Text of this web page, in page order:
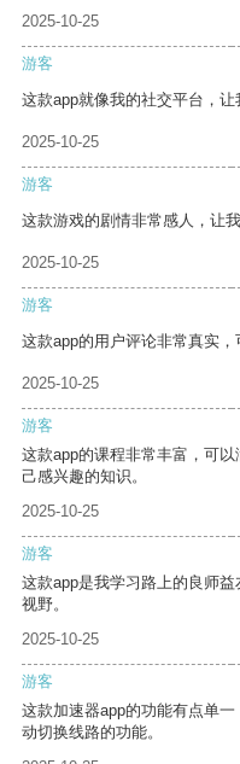
2025-10-25
游客
这款app就像我的社交平台，让
2025-10-25
游客
这款游戏的剧情非常感人，让
2025-10-25
游客
这款app的用户评论非常真实，
2025-10-25
游客
这款app的课程非常丰富，可
己感兴趣的知识。
2025-10-25
游客
这款app是我学习路上的良师
视野。
2025-10-25
游客
这款加速器app的功能有点单
动切换线路的功能。